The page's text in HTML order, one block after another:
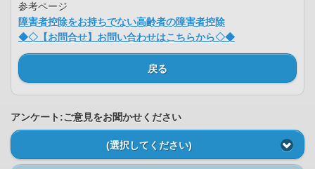
参考ページ
障害者控除をお持ちでない高齢者の障害者控除
◆◇【お問合せ】お問い合わせはこちらから◇◆
戻る
アンケート:ご意見をお聞かせください
(選択してください)